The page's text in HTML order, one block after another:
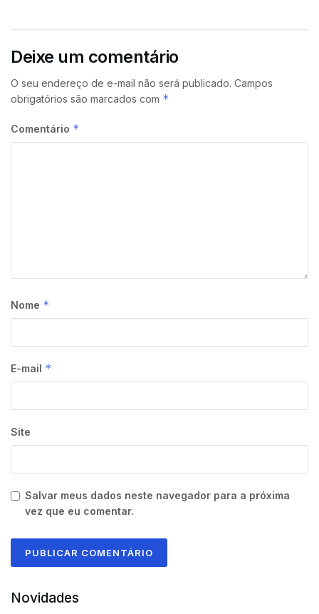
Deixe um comentário
O seu endereço de e-mail não será publicado. Campos
obrigatórios são marcados com *
Comentário *
Nome *
E-mail *
Site
Salvar meus dados neste navegador para a próxima
vez que eu comentar.
Novidades